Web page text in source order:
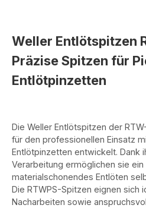
Weller Entlötspitzen
Präzise Spitzen für
Entlötpinzetten
Die Weller Entlötspitzen der
für den professionellen Einsatz
Entlötpinzetten entwickelt. Dank
Verarbeitung ermöglichen sie
materialschonendes Entlöten
Die RTWPS-Spitzen eignen sich
Nacharbeiten sowie